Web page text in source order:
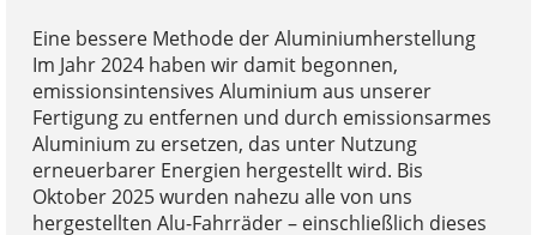
Eine bessere Methode der Aluminiumherstellung
Im Jahr 2024 haben wir damit begonnen,
emissionsintensives Aluminium aus unserer
Fertigung zu entfernen und durch emissionsarmes
Aluminium zu ersetzen, das unter Nutzung
erneuerbarer Energien hergestellt wird. Bis
Oktober 2025 wurden nahezu alle von uns
hergestellten Alu-Fahrräder – einschließlich dieses